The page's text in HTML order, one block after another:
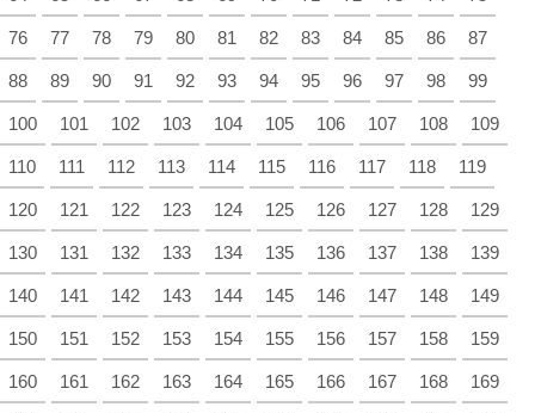
76 77 78 79 80 81 82 83 84 85 86 87
88 89 90 91 92 93 94 95 96 97 98 99
100 101 102 103 104 105 106 107 108 109
110 111 112 113 114 115 116 117 118 119
120 121 122 123 124 125 126 127 128 129
130 131 132 133 134 135 136 137 138 139
140 141 142 143 144 145 146 147 148 149
150 151 152 153 154 155 156 157 158 159
160 161 162 163 164 165 166 167 168 169